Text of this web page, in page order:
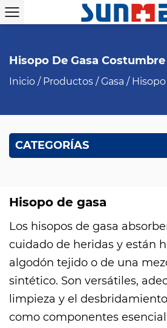
Hisopo De Gasa Costumbre
Inicio / Productos /Gasa /
CATEGORÍAS
Hisopo de gasa
Los hisopos de gasa
cuidado de heridas y están
algodón tejido o de una
sintético. Son versátiles,
limpieza y el
como componentes